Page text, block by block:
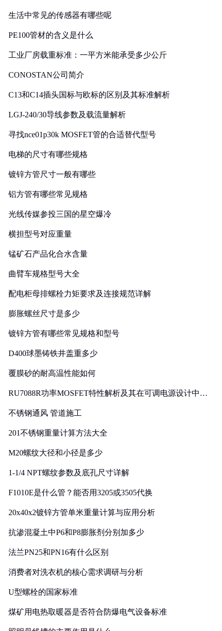
生活中常见的传感器有哪些呢
PE100管材的含义是什么
工业厂房载重标准：一平方米能承受多少公斤
CONOSTAN公司简介
C13和C14插头国标与欧标的区别及其标准解析
LGJ-240/30导线参数及载流量解析
寻找nce01p30k MOSFET管的合适替代型号
电梯的尺寸有哪些规格
镀锌方管尺寸一般有哪些
铝方管有哪些常见规格
光线传媒参投三国的星空爆冷
横担型号对应重量
锰矿石产品化合水含量
曲臂车规格型号大全
配电柜母排螺栓力矩要求及连接规范详解
膨胀螺丝尺寸是多少
镀锌方管有哪些常见规格和型号
D400球墨铸铁井盖重多少
覆膜砂的耐高温性能如何
RU7088R功率MOSFET特性解析及其在可调电源设计中的
不锈钢通风 管道施工
201不锈钢重量计算方法大全
M20螺纹大径和小径是多少
1-1/4 NPT螺纹参数及底孔尺寸详解
F1010E是什么管？能否用3205或3505代换
20x40x2镀锌方管单米重量计算与应用分析
抗渗混凝土中P6和P8膨胀剂分别加多少
法兰PN25和PN16有什么区别
消费者对洗衣机的核心需求调研与分析
U型螺栓的国家标准
煤矿用电热取暖器是否符合防爆电气设备标准